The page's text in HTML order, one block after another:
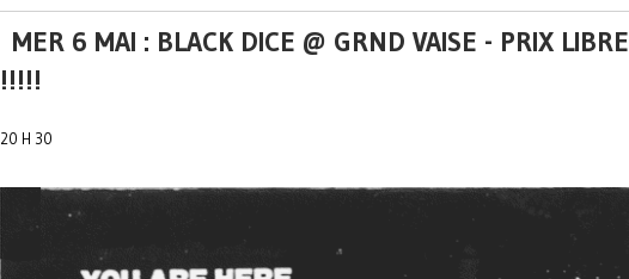
MER 6 MAI : BLACK DICE @ GRND VAISE - PRIX LIBRE
!!!!!
20 H 30